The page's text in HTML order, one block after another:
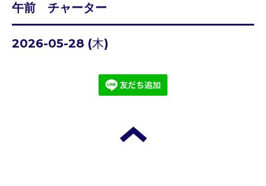
午前 チャーター
2026-05-28 (木)